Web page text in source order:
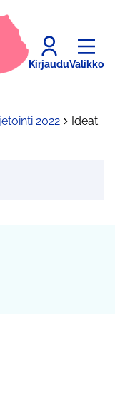
KirjauduValikko
2022 Ideat